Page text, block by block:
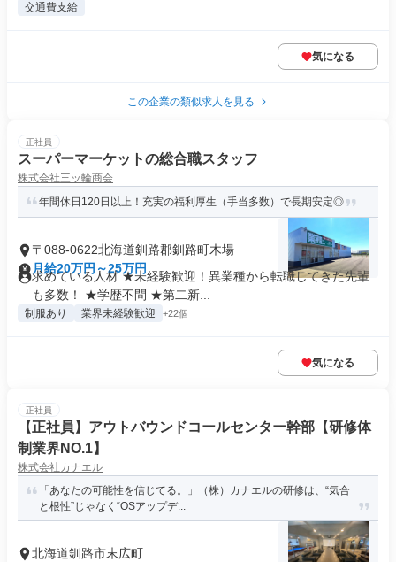
交通費支給
気になる
この企業の類似求人を見る
正社員
スーパーマーケットの総合職スタッフ
株式会社三ッ輪商会
年間休日120日以上！充実の福利厚生（手当多数）で長期安定◎
〒088-0622北海道釧路郡釧路町木場
月給20万円～25万円
求めている人材 ★未経験歓迎！異業種から転職してきた先輩
も多数！ ★学歴不問 ★第二新...
制服あり 業界未経験歓迎 +22個
気になる
正社員
【正社員】アウトバウンドコールセンター幹部【研修体
制業界NO.1】
株式会社カナエル
「あなたの可能性を信じてる。」（株）カナエルの研修は、“気合
と根性”じゃなく“OSアップデ...
北海道釧路市末広町